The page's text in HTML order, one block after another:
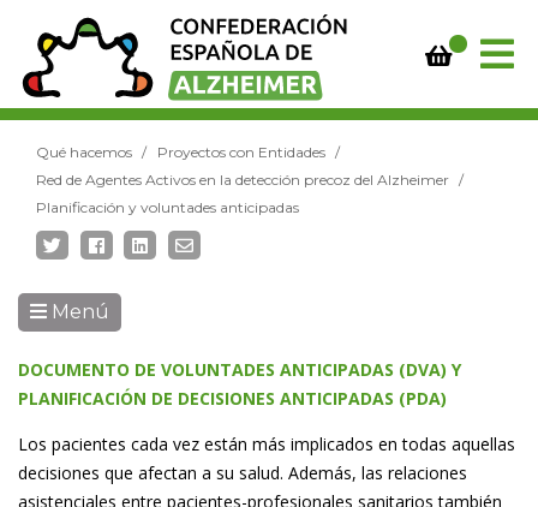
Qué hacemos
Proyectos con Entidades
Red de Agentes Activos en la detección precoz del Alzheimer
Planificación y voluntades anticipadas
Menú
DOCUMENTO DE VOLUNTADES ANTICIPADAS (DVA) Y
PLANIFICACIÓN DE DECISIONES ANTICIPADAS (PDA)
Los pacientes cada vez están más implicados en todas aquellas
decisiones que afectan a su salud. Además, las relaciones
asistenciales entre pacientes-profesionales sanitarios también